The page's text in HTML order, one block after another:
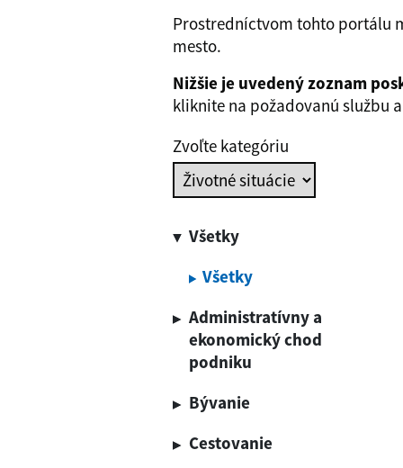
Prostredníctvom tohto portálu
mesto.
Nižšie je uvedený zoznam
kliknite na požadovanú službu
Zvoľte kategóriu
Všetky
Všetky
Administratívny a
ekonomický chod
podniku
Miestne dane a
Bývanie
Bytová politika
Cestovanie